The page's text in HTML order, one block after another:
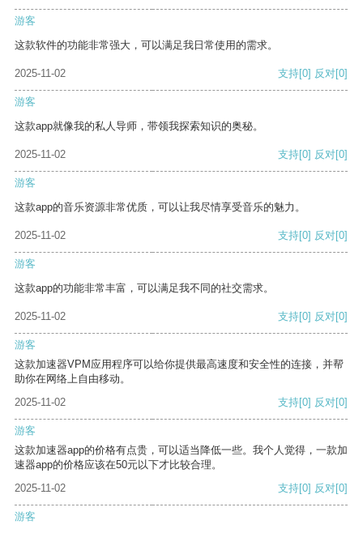
游客
这款软件的功能非常强大，可以满足我日常使用的需求。
2025-11-02 支持[0] 反对[0]
游客
这款app就像我的私人导师，带领我探索知识的奥秘。
2025-11-02 支持[0] 反对[0]
游客
这款app的音乐资源非常优质，可以让我尽情享受音乐的魅力。
2025-11-02 支持[0] 反对[0]
游客
这款app的功能非常丰富，可以满足我不同的社交需求。
2025-11-02 支持[0] 反对[0]
游客
这款加速器VPM应用程序可以给你提供最高速度和安全性的连接，并帮
助你在网络上自由移动。
2025-11-02
支持[0] 反对[0]
游客
这款加速器app的价格有点贵，可以适当降低一些。我个人觉得，一款加
速器app的价格应该在50元以下才比较合理。
2025-11-02
支持[0] 反对[0]
游客